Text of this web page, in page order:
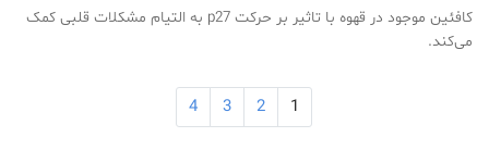
کافئین موجود در قهوه با تاثیر بر حرکت p27 به التیام مشکلات قلبی کمک
می‌کند.
1
2
3
4